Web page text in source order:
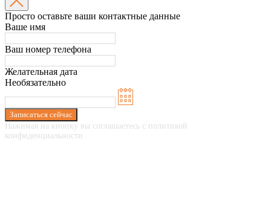
Просто оставьте ваши контактные данные
Ваше имя
Ваш номер телефона
Желательная дата
Необязательно
Записаться сейчас
Нажимая на кнопку вы соглашаетесь с политикой
конфиденциальности